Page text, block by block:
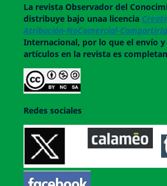
La revistaObservador del
distribuye bajo unaa licencia
Atribución-NoComercial-
Internacional, por lo que el envío
artículos en la revista es
Redes sociales